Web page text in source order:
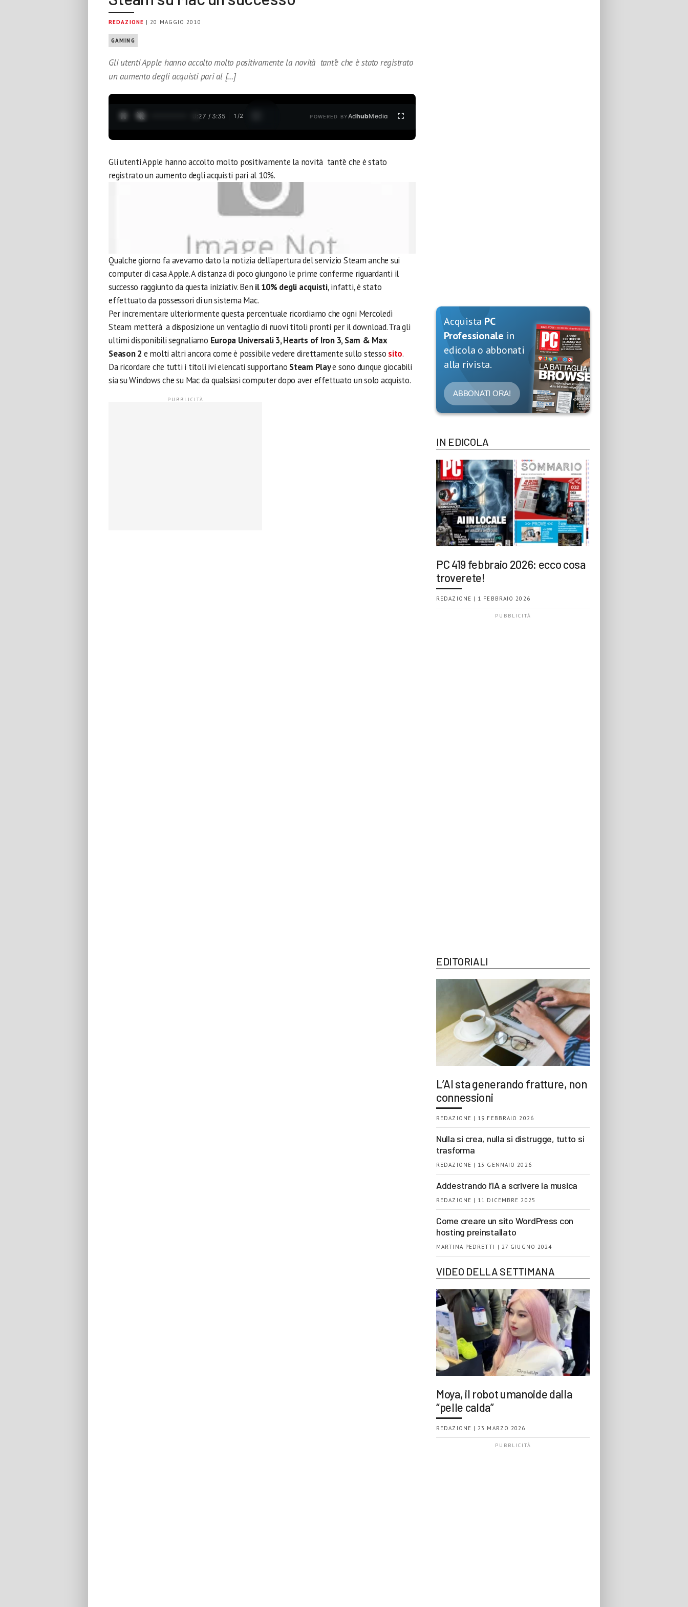
REDAZIONE | 20 MAGGIO 2010
GAMING
Gli utenti Apple hanno accolto molto positivamente la novità tant’è che è stato registrato
un aumento degli acquisti pari al […]
0:28 / 3:35 1 /2 POWERED BYAdhubMedia
Gli utenti Apple hanno accolto molto positivamente la novità tant’è che è stato
registrato un aumento degli acquisti pari al 10%.
Qualche giorno fa avevamo dato la notizia dell’apertura del servizio Steam anche sui
computer di casa Apple. A distanza di poco giungono le prime conferme riguardanti il
successo raggiunto da questa iniziativ. Ben il 10% degli acquisti, infatti, è stato
effettuato da possessori di un sistema Mac.
Per incrementare ulteriormente questa percentuale ricordiamo che ogni Mercoledì
Steam metterà a disposizione un ventaglio di nuovi titoli pronti per il download. Tra gli
ultimi disponibili segnaliamo Europa Universali 3, Hearts of Iron 3, Sam & Max
Season 2 e molti altri ancora come è possibile vedere direttamente sullo stesso sito.
Da ricordare che tutti i titoli ivi elencati supportano Steam Playe sono dunque giocabili
sia su Windows che su Mac da qualsiasi computer dopo aver effettuato un solo acquisto.
Acquista PC
Professionale in
edicola o abbonati
alla rivista.
ABBONATI ORA!
IN EDICOLA
PC 419 febbraio 2026: ecco cosa
troverete!
REDAZIONE | 1 FEBBRAIO 2026
EDITORIALI
L’AI sta generando fratture, non
connessioni
REDAZIONE | 19 FEBBRAIO 2026
Nulla si crea, nulla si distrugge, tutto si
trasforma
REDAZIONE | 13 GENNAIO 2026
Addestrando l’IA a scrivere la musica
REDAZIONE | 11 DICEMBRE 2025
Come creare un sito WordPress con
hosting preinstallato
MARTINA PEDRETTI | 27 GIUGNO 2024
VIDEO DELLA SETTIMANA
Moya, il robot umanoide dalla
“pelle calda”
REDAZIONE | 23 MARZO 2026